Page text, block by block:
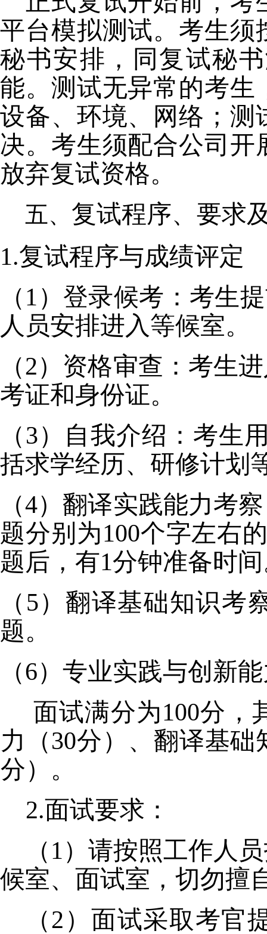
平台模拟测试。考生须
秘书安排，同复试秘
能。测试无异常的考
设备、环境、网络；测
决。考生须配合公司
放弃复试资格。
复试程序、要求
1.复试程序与成绩评定
（1）登录候考：考生
人员安排进入等候室。
（2）资格审查：考生
考证和身份证。
（3）自我介绍：考生
括求学经历、研修计划
（4）翻译实践能力考
题分别为100个字左右
题后，有1分钟准备时
（5）翻译基础知识
题。
（6）专业实践与创新
面试满分为100分，
力（30分）、翻译基
分）。
2.面试要求：
（1） 请按照工作人
候室、面试室，切勿擅
（2 ） 面试采取考官